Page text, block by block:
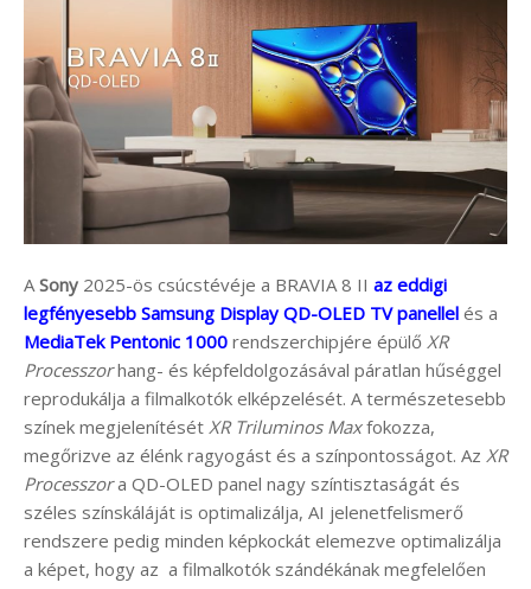
ASony 2025-ös csúcstévéje a BRAVIA 8 II az eddigi
legfényesebb Samsung Display QD-OLED TV panellel és a
MediaTek Pentonic 1000 rendszerchipjére épülő XR
Processzorhang- és képfeldolgozásával páratlan hűséggel
reprodukálja a filmalkotók elképzelését. A természetesebb
színek megjelenítését XR Triluminos Maxfokozza,
megőrizve az élénk ragyogást és a színpontosságot. Az XR
Processzora QD-OLED panel nagy színtisztaságát és
széles színskáláját is optimalizálja, AI jelenetfelismerő
rendszere pedig minden képkockát elemezve optimalizálja
a képet, hogy az a filmalkotók szándékának megfelelően